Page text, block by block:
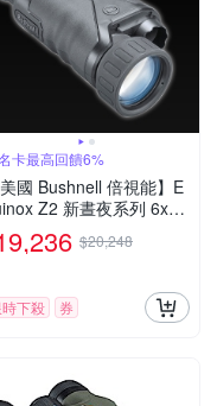
卡最高回饋6%
美國 Bushnell 倍視能】E
Z2 新晝夜系列 6x50
數位日夜兩用紅外線單
視鏡 260250 (公司貨)
$20,248
下殺 券